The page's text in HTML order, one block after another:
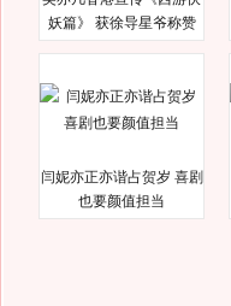
妖篇》 获徐导星爷称赞
闫妮亦正亦谐占贺岁 喜剧
也要颜值担当